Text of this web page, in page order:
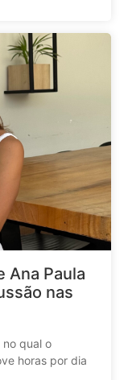
Ana Paula
nas
qual o
horas por dia